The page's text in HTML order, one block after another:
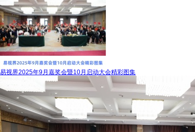
易视界2025年9月嘉奖会暨10月启动大会精彩图集